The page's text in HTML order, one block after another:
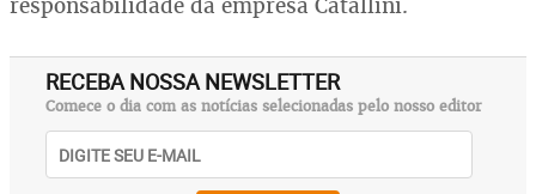
RECEBA NOSSA NEWSLETTER
Comece o dia com as notícias selecionadas pelo nosso editor